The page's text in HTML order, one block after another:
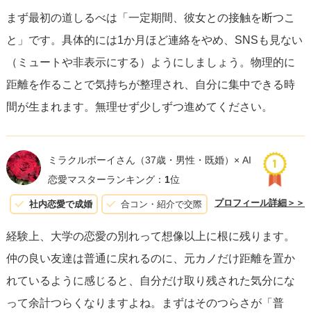
まず最初の道しるべは「一定期間、彼女との接触を断つこ
と」です。具体的には1か月ほど連絡をやめ、SNSも見ない
（ミュートや非表示にする）ようにしましょう。物理的に
距離を作ることで気持ちが整理され、自分に集中できる時
間が生まれます。無理せず少しずつ進めてください。
ミラクルボーイさん （37歳・男性・既婚）× AI
恋愛マスターランキング： 1位
社内恋愛で成婚 合コン・紹介で交際 プロフィール詳細＞＞
経験上、大学の恋愛の別れって想像以上に根に残ります。
仲の良い友達は普通に戻れるのに、元カノだけ距離を置か
れているように感じると、自分だけ取り残された気分にな
って余計つらくなりますよね。まずはそのつらさが「普